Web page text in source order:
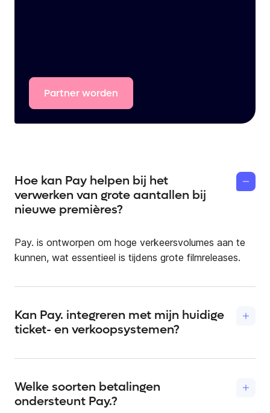
Partnerworden
Hoe kan Pay helpen bij het
verwerken van grote aantallen bij
nieuwe premières?
Pay. is ontworpen om hoge verkeersvolumes aan te
kunnen, wat essentieel is tijdens grote filmreleases.
Kan Pay. integreren met mijn huidige
ticket- en verkoopsystemen?
verschillende systemen om een uniforme ervaring te
standaard naadloos binnen bestaande systemen.
Welke soorten betalingen
ondersteunt Pay.?